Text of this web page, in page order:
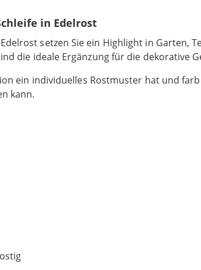
in Edelrost
setzen Sie ein Highlight in Garten,
die ideale Ergänzung für die dekorative
ein individuelles Rostmuster hat und
kann.